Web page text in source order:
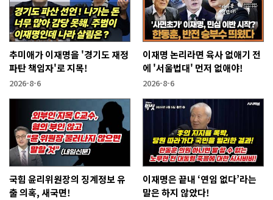
추미애가 이재명을 '경기도 재정
파탄 책임자'로 지목!
2026-8-6
이재명 논리라면 육사 없애기 전
에 '서울법대' 먼저 없애야!
2026-8-6
국힘 윤리위원장의 징계정보 유
출 의혹, 새국면!
이재명은 끝내 ‘연임 없다’라는
말은 하지 않았다!